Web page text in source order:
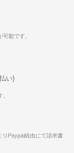
能です。
い)
りPaypal経由にて請求書